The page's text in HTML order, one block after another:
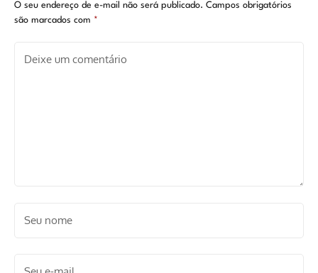
O seu endereço de e-mail não será publicado. Campos obrigatórios
são marcados com *